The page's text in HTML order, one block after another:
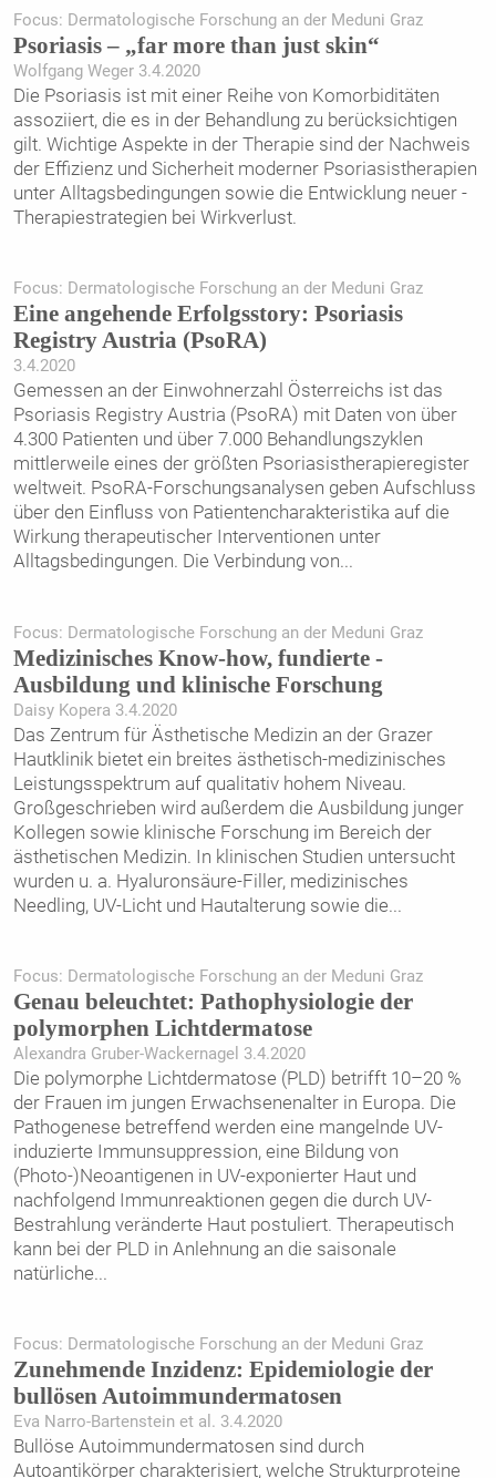
Focus: Dermatologische Forschung an der Meduni Graz
Psoriasis – „far more than just skin“
Wolfgang Weger 3.4.2020
Die Psoriasis ist mit einer Reihe von Komorbiditäten
assoziiert, die es in der Behandlung zu berücksichtigen
gilt. Wichtige Aspekte in der Therapie sind der Nachweis
der Effizienz und Sicherheit moderner Psoriasistherapien
unter Alltagsbedingungen sowie die Entwicklung neuer ­
Therapiestrategien bei Wirkverlust.
Focus: Dermatologische Forschung an der Meduni Graz
Eine angehende Erfolgsstory: Psoriasis
Registry Austria (PsoRA)
3.4.2020
Gemessen an der Einwohnerzahl Österreichs ist das
Psoriasis Registry Austria (PsoRA) mit Daten von über
4.300 Patienten und über 7.000 Behandlungszyklen
mittlerweile eines der größten Psoriasistherapieregister
weltweit. PsoRA-Forschungsanalysen geben Aufschluss
über den Einfluss von Patientencharakteristika auf die
Wirkung therapeutischer Interventionen unter
Alltagsbedingungen. Die Verbindung von...
Focus: Dermatologische Forschung an der Meduni Graz
Medizinisches Know-how, fundierte ­
Ausbildung und klinische Forschung
Daisy Kopera 3.4.2020
Das Zentrum für Ästhetische Medizin an der Grazer
Hautklinik bietet ein breites ästhetisch-medizinisches
Leistungsspektrum auf qualitativ hohem Niveau.
Großgeschrieben wird außerdem die Ausbildung junger
Kollegen sowie klinische Forschung im Bereich der
ästhetischen Medizin. In klinischen Studien untersucht
wurden u. a. Hyaluronsäure-Filler, ­medizinisches
Needling, UV-Licht und Hautalterung sowie die...
Focus: Dermatologische Forschung an der Meduni Graz
Genau beleuchtet: Pathophysiologie der
polymorphen Lichtdermatose
Alexandra Gruber-Wackernagel 3.4.2020
Die polymorphe Lichtdermatose (PLD) betrifft 10–20 %
der Frauen im jungen Erwachsenenalter in Europa. Die
Pathogenese betreffend werden eine mangelnde UV-
induzierte Immunsuppression, eine Bildung von
(Photo-)Neoantigenen in UV-exponierter Haut und
nachfolgend Immunreaktionen gegen die durch UV-
Bestrahlung veränderte Haut postuliert. Therapeutisch
kann bei der PLD in Anlehnung an die saisonale
natürliche...
Focus: Dermatologische Forschung an der Meduni Graz
Zunehmende Inzidenz: Epidemiologie der
bullösen Autoimmundermatosen
Eva Narro-Bartenstein et al. 3.4.2020
Bullöse Autoimmundermatosen sind durch
Autoantikörper charakterisiert, welche Strukturproteine